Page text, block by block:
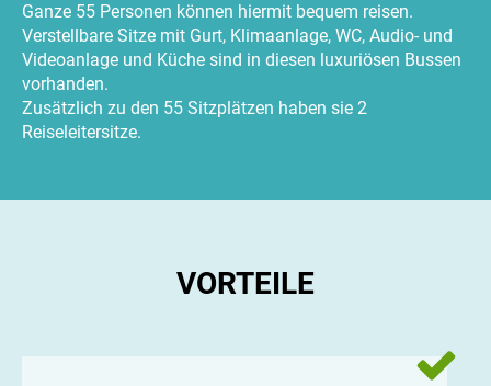
Ganze 55 Personen können hiermit bequem reisen.
Verstellbare Sitze mit Gurt, Klimaanlage, WC, Audio- und
Videoanlage und Küche sind in diesen luxuriösen Bussen
vorhanden.
Zusätzlich zu den 55 Sitzplätzen haben sie 2
Reiseleitersitze.
VORTEILE